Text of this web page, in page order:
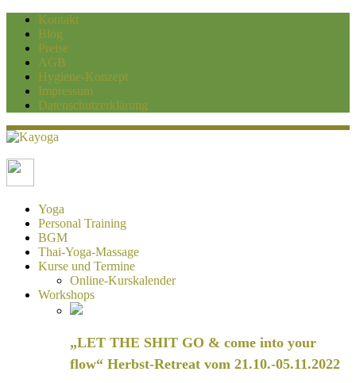
Kontakt
Blog
Preise
AGB
Hygiene-Konzept
Impressum
Datenschutzerklärung
Kayoga
Yoga und Personaltraining Duisburg
Yoga
Personal Training
BGM
Thai-Yoga-Massage
Kurse und Termine
Online-Kurskalender
Workshops
„LET THE SHIT GO & come into your
flow“ Herbst-Retreat vom 21.10.-05.11.2022